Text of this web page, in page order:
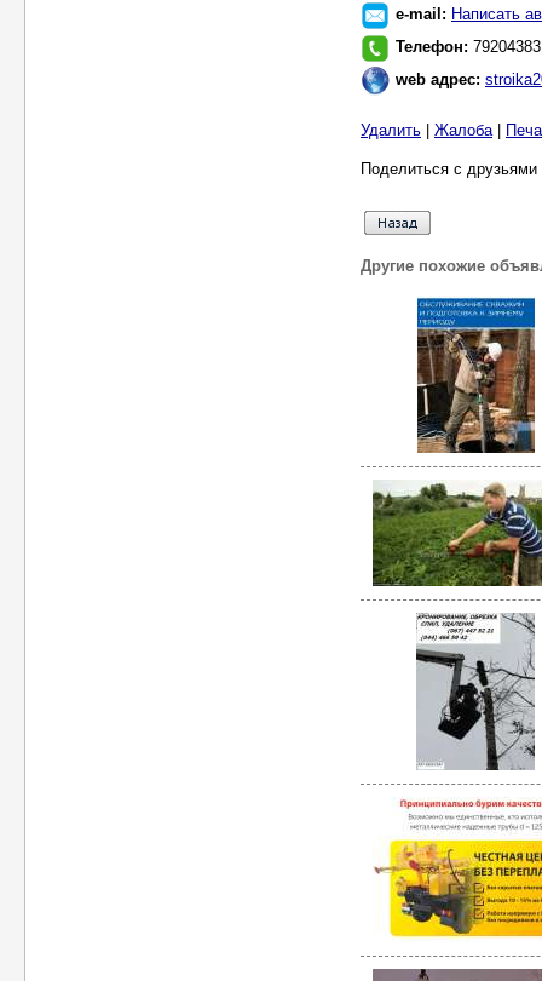
e-mail: Написать
Телефон:
web адрес:
Удалить Жалоба|
Поделиться с
Другие похожие